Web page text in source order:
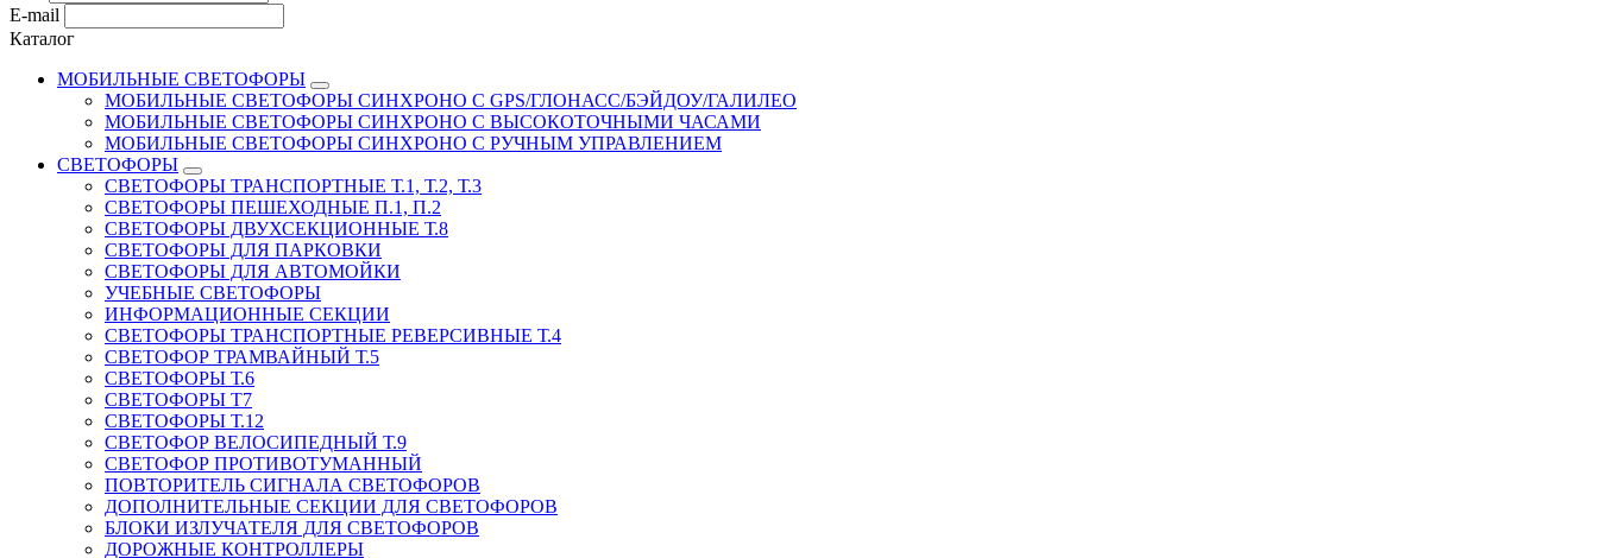
E-mail
Каталог
МОБИЛЬНЫЕ СВЕТОФОРЫ
МОБИЛЬНЫЕ СВЕТОФОРЫ СИНХРОНО С GPS/ГЛОНАСС/БЭЙДОУ/ГАЛИЛЕО
МОБИЛЬНЫЕ СВЕТОФОРЫ СИНХРОНО С ВЫСОКОТОЧНЫМИ ЧАСАМИ
МОБИЛЬНЫЕ СВЕТОФОРЫ СИНХРОНО С РУЧНЫМ УПРАВЛЕНИЕМ
СВЕТОФОРЫ
СВЕТОФОРЫ ТРАНСПОРТНЫЕ Т.1, Т.2, Т.3
СВЕТОФОРЫ ПЕШЕХОДНЫЕ П.1, П.2
СВЕТОФОРЫ ДВУХСЕКЦИОННЫЕ Т.8
СВЕТОФОРЫ ДЛЯ ПАРКОВКИ
СВЕТОФОРЫ ДЛЯ АВТОМОЙКИ
УЧЕБНЫЕ СВЕТОФОРЫ
ИНФОРМАЦИОННЫЕ СЕКЦИИ
СВЕТОФОРЫ ТРАНСПОРТНЫЕ РЕВЕРСИВНЫЕ Т.4
СВЕТОФОР ТРАМВАЙНЫЙ Т.5
СВЕТОФОРЫ Т.6
СВЕТОФОРЫ Т7
СВЕТОФОРЫ Т.12
СВЕТОФОР ВЕЛОСИПЕДНЫЙ Т.9
СВЕТОФОР ПРОТИВОТУМАННЫЙ
ПОВТОРИТЕЛЬ СИГНАЛА СВЕТОФОРОВ
ДОПОЛНИТЕЛЬНЫЕ СЕКЦИИ ДЛЯ СВЕТОФОРОВ
БЛОКИ ИЗЛУЧАТЕЛЯ ДЛЯ СВЕТОФОРОВ
ДОРОЖНЫЕ КОНТРОЛЛЕРЫ